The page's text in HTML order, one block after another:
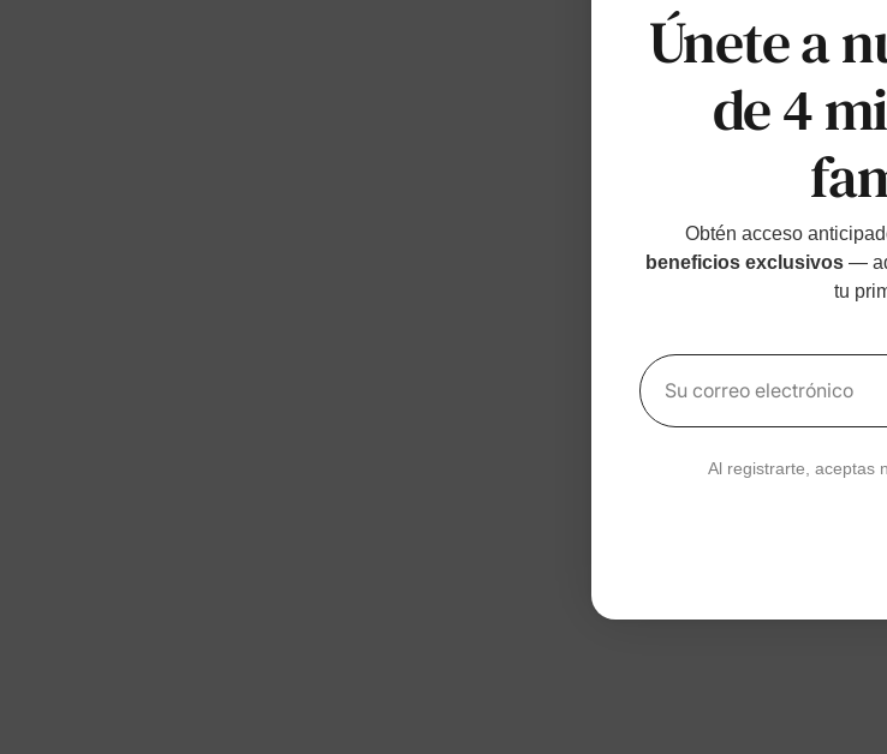
Está
Únete a
de 4
Obtén acceso
beneficios exclusivos—
tu
Su correo electrónico
Al registrarte, aceptas